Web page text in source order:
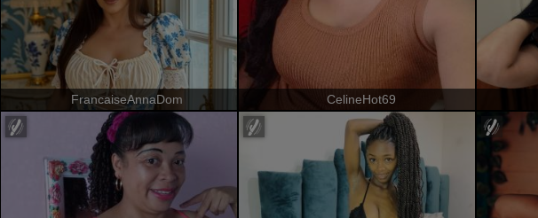
FrancaiseAnnaDom CelineHot69